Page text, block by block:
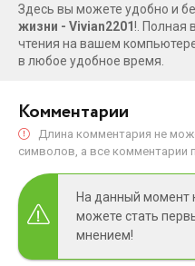
Здесь вы можете удобно и
жизни - Vivian2201!. Полная
чтения на вашем
в любое удобное время.
Комментарии
Длина комментария не
символов, а все комментарии
На данный момент
можете стать
мнением!